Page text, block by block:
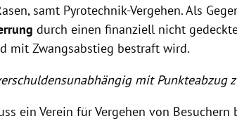
samt Pyrotechnik-Vergehen. Als
durch einen finanziell nicht
mit Zwangsabstieg bestraft wird.
mit Punkteabzug
ein Verein für Vergehen von Besuchern